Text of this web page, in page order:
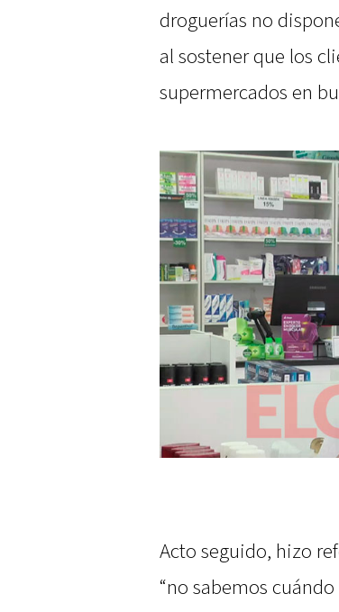
droguerías no
al sostener que los
supermercados en
Acto seguido, hizo
“no sabemos